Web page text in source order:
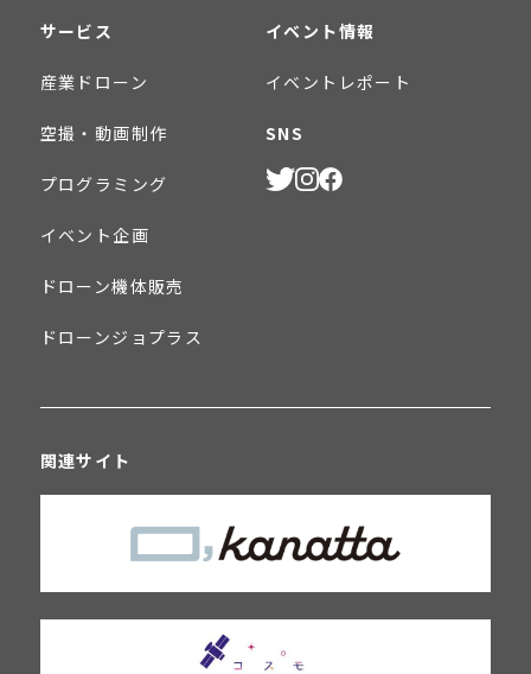
サービス
産業ドローン
空撮・動画制作
プログラミング
イベント企画
ドローン機体販売
ドローンジョプラス
イベント情報
イベントレポート
SNS
関連サイト